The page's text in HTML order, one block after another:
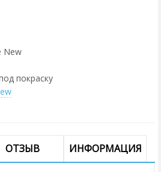
New
покраску
ОТЗЫВ ИНФОРМАЦИЯ